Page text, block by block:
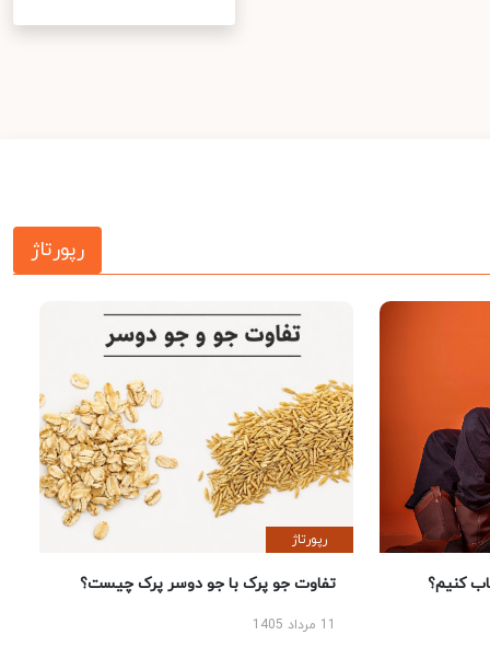
رپورتاژ
کنیم؟
رپورتاژ
تفاوت جو پرک با جو دوسر پرک چیست؟